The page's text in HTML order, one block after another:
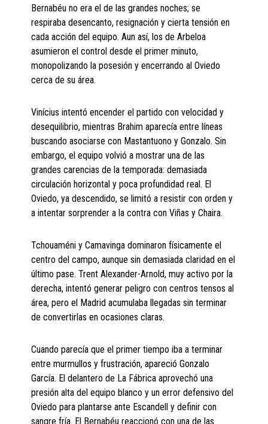
Bernabéu no era el de las grandes noches; se
respiraba desencanto, resignación y cierta tensión en
cada acción del equipo. Aun así, los de Arbeloa
asumieron el control desde el primer minuto,
monopolizando la posesión y encerrando al Oviedo
cerca de su área.
Vinícius intentó encender el partido con velocidad y
desequilibrio, mientras Brahim aparecía entre líneas
buscando asociarse con Mastantuono y Gonzalo. Sin
embargo, el equipo volvió a mostrar una de las
grandes carencias de la temporada: demasiada
circulación horizontal y poca profundidad real. El
Oviedo, ya descendido, se limitó a resistir con orden y
a intentar sorprender a la contra con Viñas y Chaira.
Tchouaméni y Camavinga dominaron físicamente el
centro del campo, aunque sin demasiada claridad en el
último pase. Trent Alexander-Arnold, muy activo por la
derecha, intentó generar peligro con centros tensos al
área, pero el Madrid acumulaba llegadas sin terminar
de convertirlas en ocasiones claras.
Cuando parecía que el primer tiempo iba a terminar
entre murmullos y frustración, apareció Gonzalo
García. El delantero de La Fábrica aprovechó una
presión alta del equipo blanco y un error defensivo del
Oviedo para plantarse ante Escandell y definir con
sangre fría. El Bernabéu reaccionó con una de las